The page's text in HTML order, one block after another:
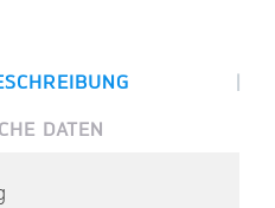
|
DATEN